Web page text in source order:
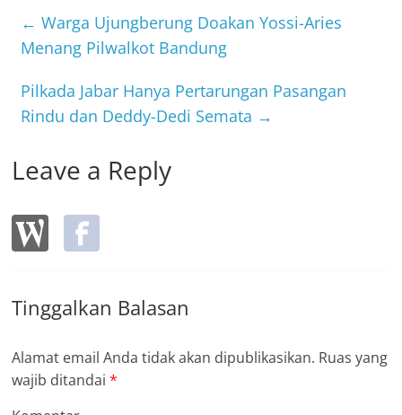
b
o
o
k
← Warga Ujungberung Doakan Yossi-Aries
Menang Pilwalkot Bandung
Pilkada Jabar Hanya Pertarungan Pasangan
Rindu dan Deddy-Dedi Semata →
Leave a Reply
Tinggalkan Balasan
Alamat email Anda tidak akan dipublikasikan. Ruas yang
wajib ditandai*